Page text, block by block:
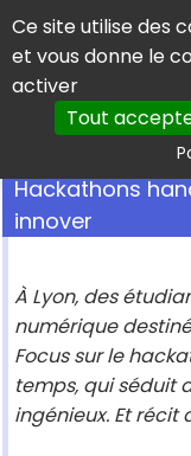
Panneau de gestion
Ce site utilise des
et vous donne le
activer
Tout
Hackathons
innover
À Lyon, des
numérique
Focus sur le
temps, qui séduit
ingénieux. Et récit